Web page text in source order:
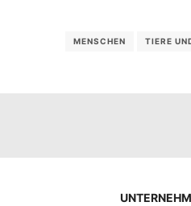
MENSCHEN TIERE